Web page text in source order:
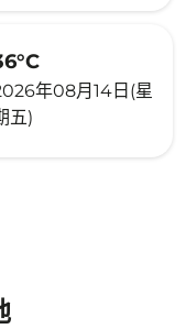
年08月14日(星
五)